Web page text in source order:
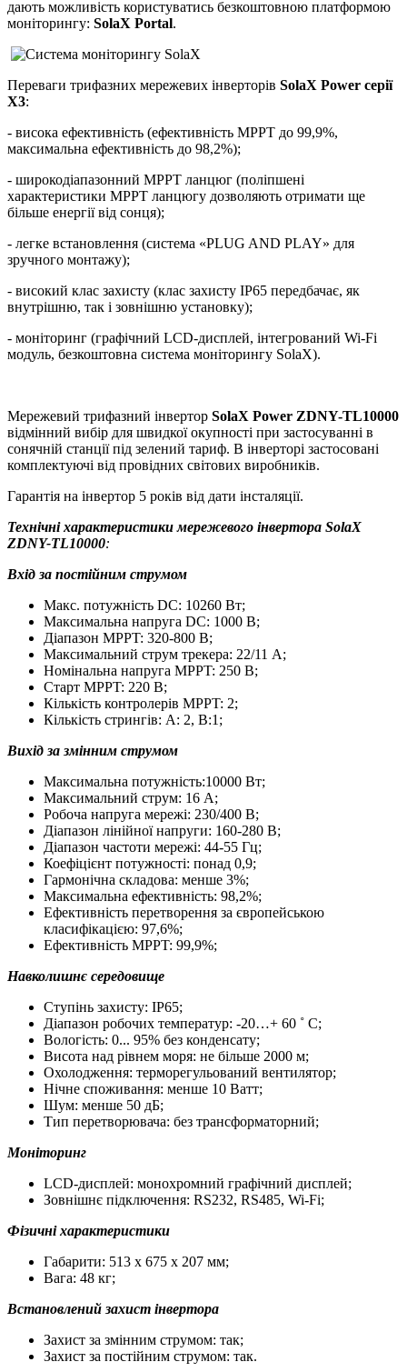
дають можливість користуватись безкоштовною платформою
моніторингу: SolaX Portal.
Переваги трифазних мережевих інверторів SolaX Power серії
X3:
- висока ефективність (ефективність MPPT до 99,9%,
максимальна ефективність до 98,2%);
- широкодіапазонний MPPT ланцюг (поліпшені
характеристики MPPT ланцюгу дозволяють отримати ще
більше енергії від сонця);
- легке встановлення (система «PLUG AND PLAY» для
зручного монтажу);
- високий клас захисту (клас захисту IP65 передбачає, як
внутрішню, так і зовнішню установку);
- моніторинг (графічний LCD-дисплей, інтегрований Wi-Fi
модуль, безкоштовна система моніторингу SolaX).
Мережевий трифазний інвертор SolaX Power ZDNY-TL10000
відмінний вибір для швидкої окупності при застосуванні в
сонячній станції під зелений тариф. В інверторі застосовані
комплектуючі від провідних світових виробників.
Гарантія на інвертор 5 років від дати інсталяції.
Технічні характеристики мережевого інвертора SolaX
ZDNY-TL10000:
Вхід за постійним струмом
Макс. потужність DC: 10260 Вт;
Максимальна напруга DC: 1000 В;
Діапазон MPPT: 320-800 В;
Максимальний струм трекера: 22/11 А;
Номінальна напруга MPPT: 250 В;
Старт MPPT: 220 В;
Кількість контролерів MPPT: 2;
Кількість стрингів: А: 2, В:1;
Вихід за змінним струмом
Максимальна потужність:10000 Вт;
Максимальний струм: 16 А;
Робоча напруга мережі: 230/400 В;
Діапазон лінійної напруги: 160-280 В;
Діапазон частоти мережі: 44-55 Гц;
Коефіцієнт потужності: понад 0,9;
Гармонічна складова: менше 3%;
Максимальна ефективність: 98,2%;
Ефективність перетворення за європейською
класифікацією: 97,6%;
Ефективність MPPT: 99,9%;
Навколишнє середовище
Ступінь захисту: IP65;
Діапазон робочих температур: -20…+ 60 ˚ С;
Вологість: 0... 95% без конденсату;
Висота над рівнем моря: не більше 2000 м;
Охолодження: терморегульований вентилятор;
Нічне споживання: менше 10 Ватт;
Шум: менше 50 дБ;
Тип перетворювача: без трансформаторний;
Моніторинг
LCD-дисплей: монохромний графічний дисплей;
Зовнішнє підключення: RS232, RS485, Wi-Fi;
Фізичні характеристики
Габарити: 513 x 675 x 207 мм;
Вага: 48 кг;
Встановлений захист інвертора
Захист за змінним струмом: так;
Захист за постійним струмом: так.